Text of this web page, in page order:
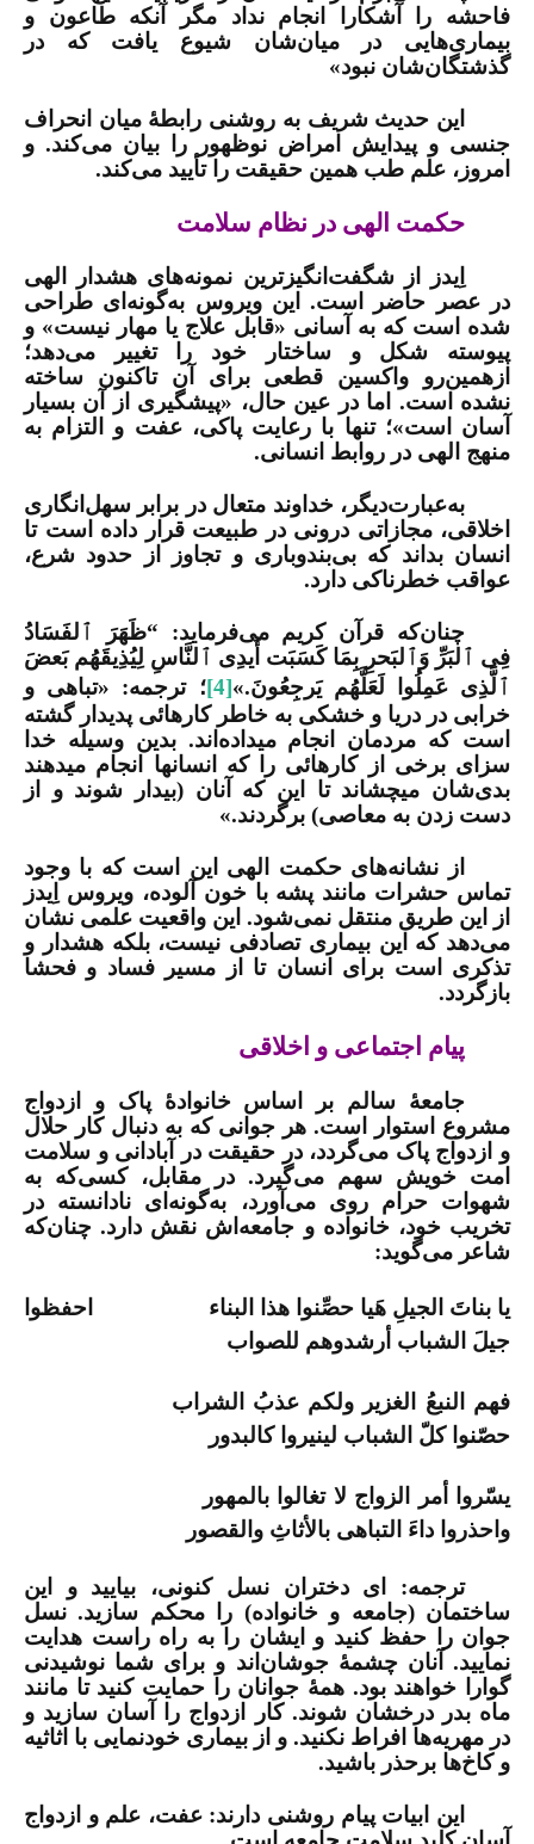
فاحشه را آشکارا انجام نداد مگر آنکه طاعون و
بیماری‌هایی در میان‌شان شیوع یافت که در
گذشتگان‌شان نبود»
این حدیث شریف به روشنی رابطۀ میان انحراف
جنسی و پیدایش امراض نوظهور را بیان می‌کند. و
امروز، علم طب همین حقیقت را تأیید می‌کند.
حکمت الهی در نظام سلامت
اِیدز از شگفت‌انگیزترین نمونه‌های هشدار الهی
در عصر حاضر است. این ویروس به‌گونه‌ای طراحی
شده است که به آسانی «قابل علاج یا مهار نیست» و
پیوسته شکل و ساختار خود را تغییر می‌دهد؛
ازهمین‌رو واکسین قطعی برای آن تاکنون ساخته
نشده است. اما در عین حال، «پیشگیری از آن بسیار
آسان است»؛ تنها با رعایت پاکی، عفت و التزام به
منهج الهی در روابط انسانی.
به‌عبارت‌دیگر، خداوند متعال در برابر سهل‌انگاری
اخلاقی، مجازاتی درونی در طبیعت قرار داده است تا
انسان بداند که بی‌بندوباری و تجاوز از حدود شرع،
عواقب خطرناکی دارد.
چنان‌که قرآن کریم می‌فرماید: “ظَهَرَ ٱلفَسَادُ
فِی ٱلبَرِّ وَٱلبَحرِ بِمَا كَسَبَت أَیدِی ٱلنَّاسِ لِیُذِیقَهُم بَعضَ
ٱلَّذِی عَمِلُوا لَعَلَّهُم یَرجِعُونَ.»[4]؛
ترجمه: «تباهی و
خرابی در دریا و خشكی به خاطر كارهائی پدیدار گشته
است كه مردمان انجام می­داده‌اند. بدین وسیله خدا
سزای برخی از كارهائی را كه انسان­ها انجام می­دهند
بدی‌شان می­چشاند تا این كه آنان (بیدار شوند و از
دست زدن به معاصی) برگردند.»
از نشانه‌های حکمت الهی این است که با وجود
تماس حشرات مانند پشه با خون آلوده، ویروس اِیدز
از این طریق منتقل نمی‌شود. این واقعیت علمی نشان
می‌دهد که این بیماری تصادفی نیست، بلکه هشدار و
تذکری است برای انسان تا از مسیر فساد و فحشا
بازگردد.
پیام اجتماعی و اخلاقی
جامعۀ سالم بر اساس خانوادۀ پاک و ازدواج
مشروع استوار است. هر جوانی که به دنبال کار حلال
و ازدواج پاک می‌گردد، در حقیقت در آبادانی و سلامت
امت خویش سهم می‌گیرد. در مقابل، کسی‌که به
شهوات حرام روی می‌آورد، به‌گونه‌ای نادانسته در
تخریب خود، خانواده و جامعه‌اش نقش دارد. چنان‌که
شاعر می‌گوید:
یا بناتَ الجیلِ هَیا حصِّنوا هذا البناء احفظوا
جیلَ الشباب أرشدوهم للصواب
فهم النبعُ الغزیر ولكم عذبُ الشراب
حصّنوا كلّ الشباب لینیروا كالبدور
یسّروا أمر الزواج لا تغالوا بالمهور
واحذروا داءَ التباهی بالأثاثِ والقصور
ترجمه: ای دختران نسل کنونی، بیایید و این
ساختمان (جامعه و خانواده) را محکم سازید. نسل
جوان را حفظ کنید و ایشان را به راه راست هدایت
نمایید. آنان چشمۀ جوشان‌اند و برای شما نوشیدنی
گوارا خواهند بود. همۀ جوانان را حمایت کنید تا مانند
ماه بدر درخشان شوند. کار ازدواج را آسان سازید و
در مهریه‌ها افراط نکنید. و از بیماری خودنمایی با اثاثیه
و کاخ‌ها برحذر باشید.
این ابیات پیام روشنی دارند: عفت، علم و ازدواج